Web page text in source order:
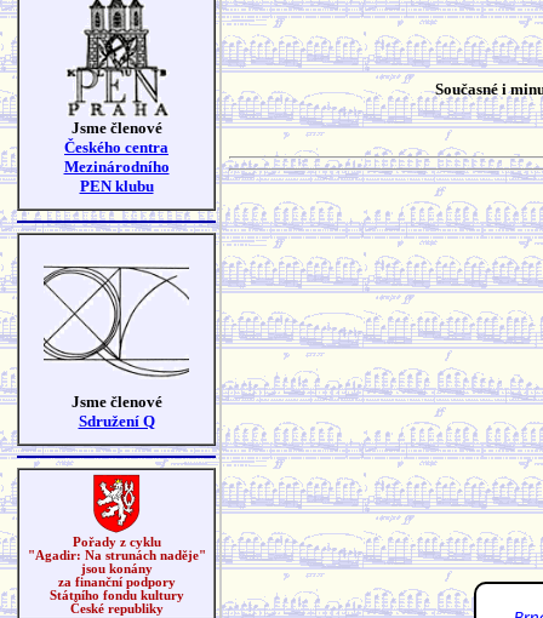
Jsme členové
Českého centra
Mezinárodního
PEN klubu
Jsme členové
Sdružení Q
Pořady z cyklu
"Agadir: Na strunách naděje"
jsou konány
za finanční podpory
Státního fondu kultury
České republiky
Současné i